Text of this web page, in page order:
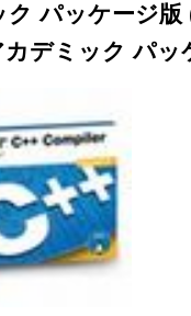
ク パッケージ
デミック パッ